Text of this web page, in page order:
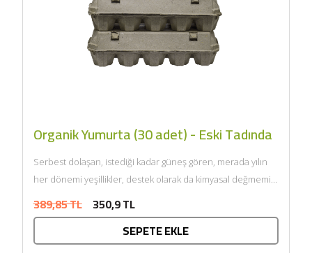
Organik Yumurta (30 adet) - Eski Tadında
Serbest dolaşan, istediği kadar güneş gören, merada yılın
her dönemi yeşillikler, destek olarak da kimyasal değmemiş
389,85 TL 350,9 TL
SEPETE EKLE